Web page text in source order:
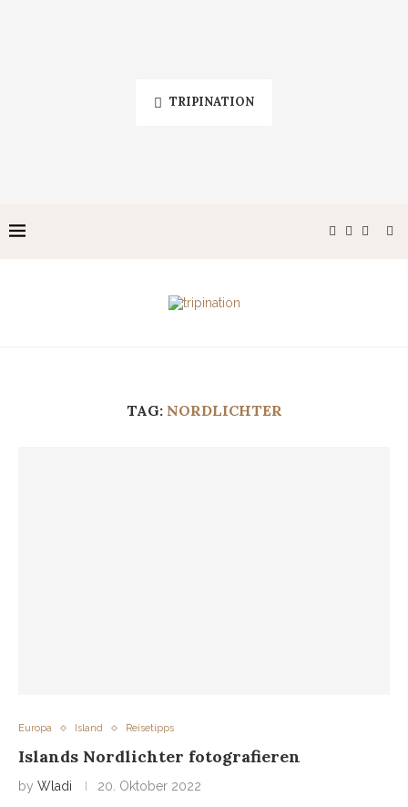
TRIPINATION
TAG: NORDLICHTER
Europa Island Reisetipps
Islands Nordlichter fotografieren
by Wladi 20. Oktober 2022